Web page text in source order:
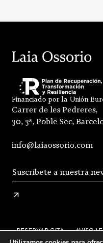
Financiado por la Unión
Carrer de les Pedreres,
30, 3ª, Poble Sec,
info@laiaossorio.com
RESERVAR CITA AVISO